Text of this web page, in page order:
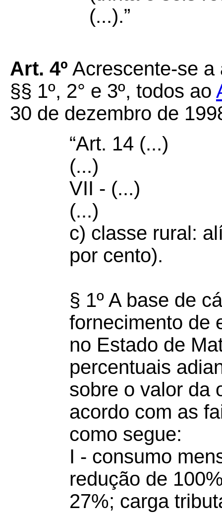
(...).”
Art. 4º Acrescente-se a
§§ 1º, 2° e 3º, todos ao
30 de dezembro de
“Art. 14 (...)
(...)
VII - (...)
(...)
c) classe rural:
por cento).
§ 1º A base de
fornecimento de
no Estado de
percentuais
sobre o valor da
acordo com as
como segue:
I - consumo
redução de
27%; carga